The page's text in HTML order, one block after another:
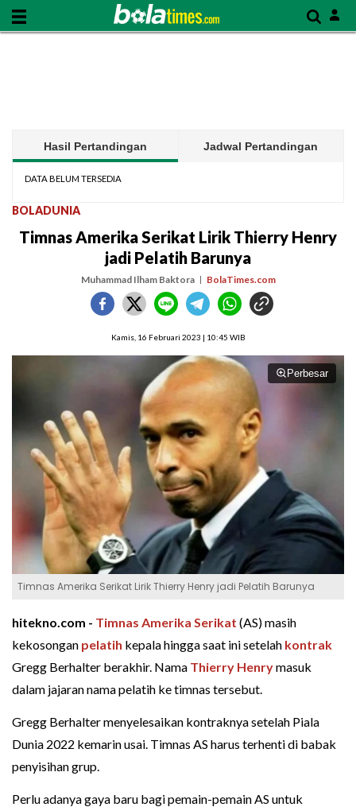
Hasil Pertandingan Jadwal Pertandingan
DATA BELUM TERSEDIA
BOLADUNIA
Timnas Amerika Serikat Lirik Thierry Henry
jadi Pelatih Barunya
Muhammad Ilham Baktora BolaTimes.com
Kamis, 16 Februari 2023 | 10:45 WIB
Perbesar
Timnas Amerika Serikat Lirik Thierry Henry jadi Pelatih Barunya
hitekno.com - Timnas Amerika Serikat (AS) masih
kekosongan pelatih kepala hingga saat ini setelah kontrak
Gregg Berhalter berakhir. Nama Thierry Henrymasuk
dalam jajaran nama pelatih ke timnas tersebut.
Gregg Berhalter menyelesaikan kontraknya setelah Piala
Dunia 2022 kemarin usai. Timnas AS harus terhenti di babak
penyisihan grup.
Perlu adanya gaya baru bagi pemain-pemain AS untuk